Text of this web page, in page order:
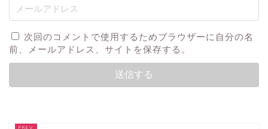
次回のコメントで使用するためブラウザーに自分の名
前、メールアドレス、サイトを保存する。